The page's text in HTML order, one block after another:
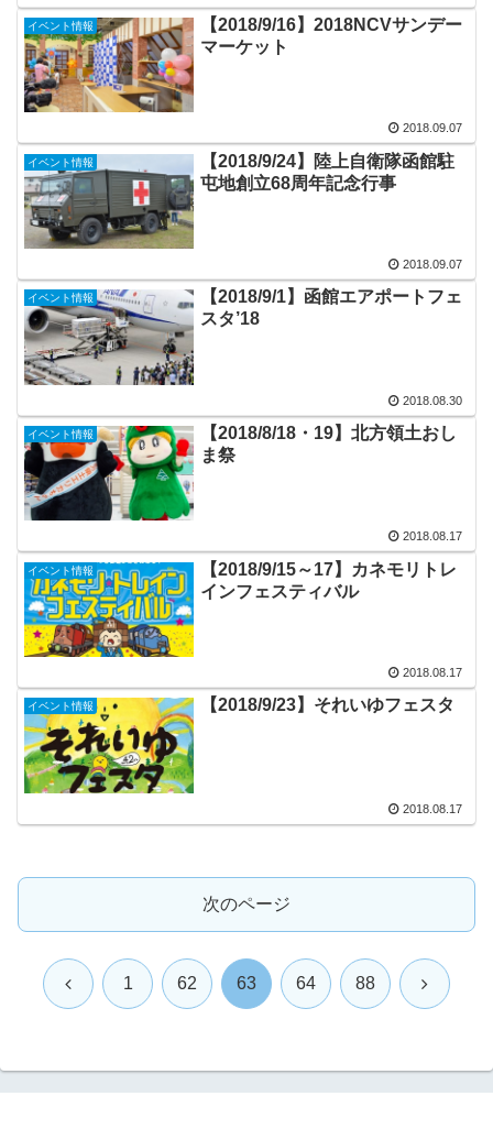
イベント情報
【2018/9/16】2018NCVサンデー
マーケット
2018.09.07
イベント情報
【2018/9/24】陸上自衛隊函館駐
屯地創立68周年記念行事
2018.09.07
イベント情報
【2018/9/1】函館エアポートフェ
スタ’18
2018.08.30
イベント情報
【2018/8/18・19】北方領土おし
ま祭
2018.08.17
イベント情報
【2018/9/15～17】カネモリトレ
インフェスティバル
2018.08.17
イベント情報 【2018/9/23】それいゆフェスタ
2018.08.17
次のページ
前 1 62 63 64 88 次